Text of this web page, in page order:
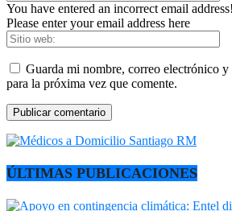
You have entered an incorrect email address!
Please enter your email address here
Guarda mi nombre, correo electrónico y
para la próxima vez que comente.
ÚLTIMAS PUBLICACIONES